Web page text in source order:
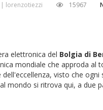
lorenzotiezzi 15967
elettronica del Bolgia di
mondiale che approda al
visto che
mondo si ritrova qui, a due